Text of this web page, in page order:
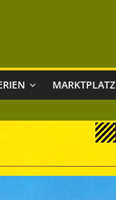
MARKTPLATZ